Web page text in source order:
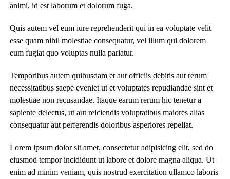
animi, id est laborum et dolorum fuga.
Quis autem vel eum iure reprehenderit qui in ea voluptate velit
esse quam nihil molestiae consequatur, vel illum qui dolorem
eum fugiat quo voluptas nulla pariatur.
Temporibus autem quibusdam et aut officiis debitis aut rerum
necessitatibus saepe eveniet ut et voluptates repudiandae sint et
molestiae non recusandae. Itaque earum rerum hic tenetur a
sapiente delectus, ut aut reiciendis voluptatibus maiores alias
consequatur aut perferendis doloribus asperiores repellat.
Lorem ipsum dolor sit amet, consectetur adipisicing elit, sed do
eiusmod tempor incididunt ut labore et dolore magna aliqua. Ut
enim ad minim veniam, quis nostrud exercitation ullamco laboris